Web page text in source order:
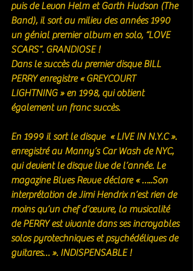
puis de Levon Helm et Garth Hudson (The
Band), il sort au milieu des années 1990
un génial premier album en solo, “LOVE
SCARS”. GRANDIOSE !
Dans le succès du premier disque BILL
PERRY enregistre « GREYCOURT
LIGHTNING » en 1998, qui obtient
également un franc succès.
En 1999 il sort le disque  « LIVE IN N.Y.C ».
enregistré au Manny’s Car Wash de NYC,
qui devient le disque live de l’année. Le
magazine Blues Revue déclare « …..Son
interprétation de Jimi Hendrix n’est rien de
moins qu’un chef d’œuvre, la musicalité
de PERRY est vivante dans ses incroyables
solos pyrotechniques et psychédéliques de
guitares… ». INDISPENSABLE !